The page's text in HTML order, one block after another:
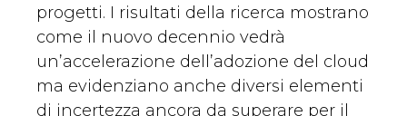
progetti. I risultati della ricerca mostrano
come il nuovo decennio vedrà
un’accelerazione dell’adozione del cloud
ma evidenziano anche diversi elementi
di incertezza ancora da superare per il